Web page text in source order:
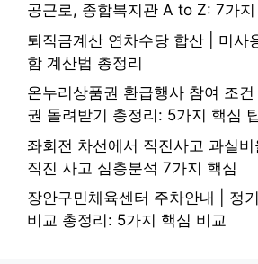
공근로, 종합복지관 A to Z: 7가
퇴직금계산 연차수당 합산 | 미사
함 계산법 총정리
온누리상품권 환급행사 참여 조
권 돌려받기 총정리: 5가지 핵심
좌회전 차선에서 직진사고 과실
직진 사고 심층분석 7가지 핵심
장안구민체육센터 주차안내 | 정
비교 총정리: 5가지 핵심 비교